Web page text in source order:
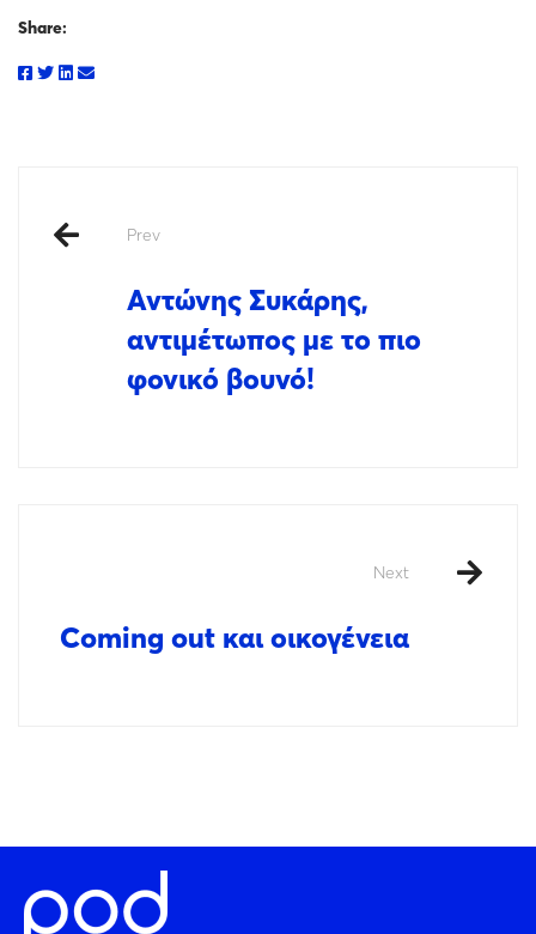
Share:
Prev
Αντώνης Συκάρης,
αντιμέτωπος με το πιο
φονικό βουνό!
Next
Coming out και οικογένεια